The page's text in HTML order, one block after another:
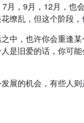
月，9月，12月，也
缭乱，但这个阶段
中，也许你会重逢
是旧爱的话，你可
展的机会，有些人